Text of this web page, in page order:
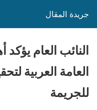
جريدة المقال
النائب العام يؤكد
العامة العربية
للجريمة